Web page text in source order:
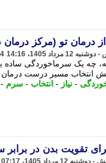
درمان تو (مرکز درمان
چه یک سرماخوردگی
انتخاب مسیر درست درمان
- نیاز - انتخاب - سرم -
تقویت بدن در